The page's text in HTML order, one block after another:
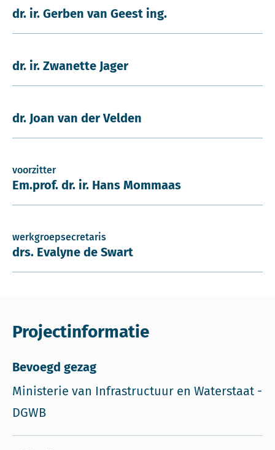
dr. ir. Gerben van Geest ing.
dr. ir. Zwanette Jager
dr. Joan van der Velden
voorzitter
Em.prof. dr. ir. Hans Mommaas
werkgroepsecretaris
drs. Evalyne de Swart
Projectinformatie
Bevoegd gezag
Ministerie van Infrastructuur en Waterstaat -
DGWB